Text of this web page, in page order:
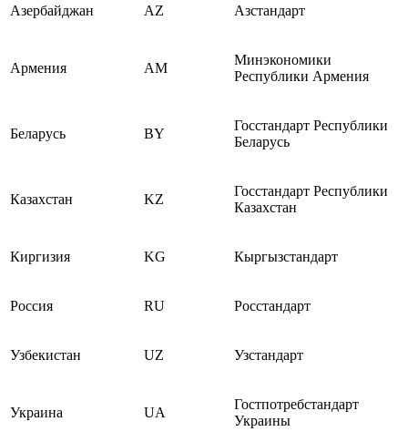
Азербайджан AZ Азстандарт
Армения AM
Минэкономики
Республики Армения
Беларусь BY
Госстандарт Республики
Беларусь
Казахстан KZ
Госстандарт Республики
Казахстан
Киргизия KG Кыргызстандарт
Россия RU Росстандарт
Узбекистан UZ Узстандарт
Украина UA
Гостпотребстандарт
Украины